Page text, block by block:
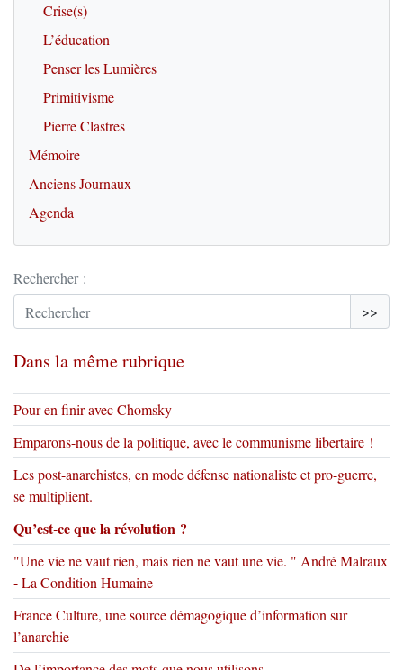
Crise(s)
L’éducation
Penser les Lumières
Primitivisme
Pierre Clastres
Mémoire
Anciens Journaux
Agenda
Rechercher :
>>
Dans la même rubrique
Pour en finir avec Chomsky
Emparons-nous de la politique, avec le communisme libertaire !
Les post-anarchistes, en mode défense nationaliste et pro-guerre,
se multiplient.
Qu’est-ce que la révolution ?
"Une vie ne vaut rien, mais rien ne vaut une vie. " André Malraux
- La Condition Humaine
France Culture, une source démagogique d’information sur
l’anarchie